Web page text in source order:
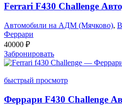
Ferrari F430 Challenge
Автомобили на АДМ (Мячково),
Феррари
40000 ₽
Забронировать
быстрый просмотр
Феррари F430 Challenge